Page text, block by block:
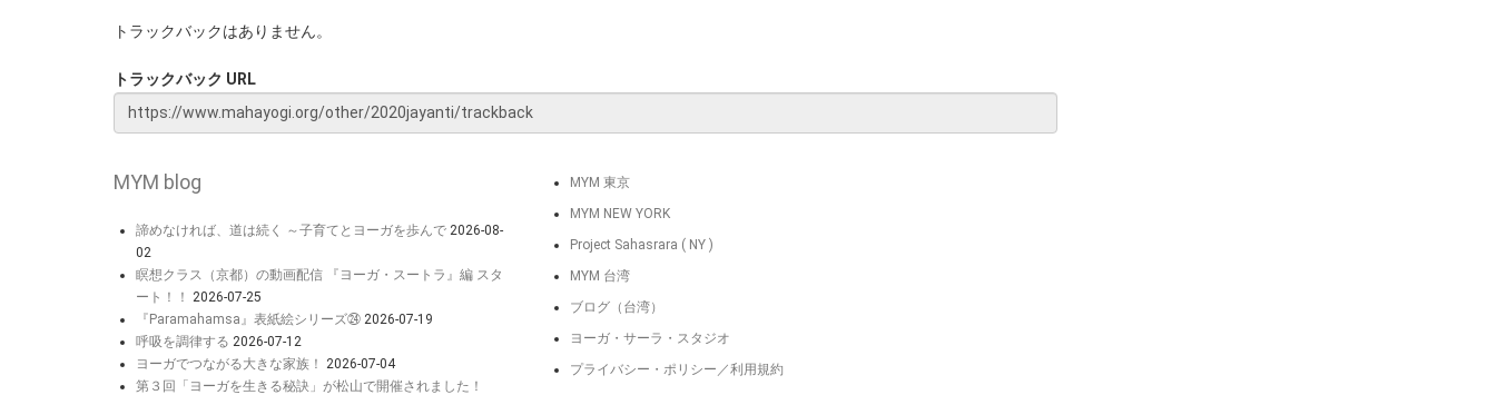
トラックバックはありません。
トラックバック URL
MYM blog
諦めなければ、道は続く ～子育てとヨーガを歩んで 2026-08-
02
瞑想クラス（京都）の動画配信 『ヨーガ・スートラ』編 スタ
ート！！
2026-07-25
『Paramahamsa』表紙絵シリーズ㉔ 2026-07-19
呼吸を調律する 2026-07-12
ヨーガでつながる大きな家族！
2026-07-04
第３回「ヨーガを生きる秘訣」が松山で開催されました！
MYM 東京
MYM NEW YORK
Project Sahasrara ( NY )
MYM 台湾
ブログ（台湾）
ヨーガ・サーラ・スタジオ
プライバシー・ポリシー／利用規約